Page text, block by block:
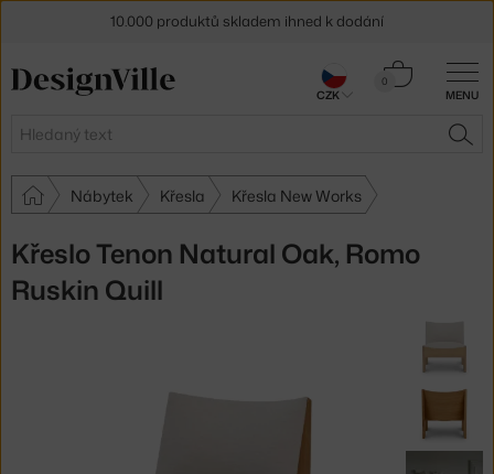
MENU
Hledat
0
Košík
Nábytek Křesla Křesla New Works
Křeslo Tenon Natural Oak, Romo
Ruskin Quill
10.000 produktů skladem ihned k dodání
Sleva 5 % pro odběratele
CZK